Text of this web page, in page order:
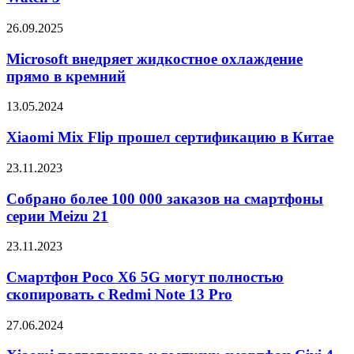
часов
Watch
Microsoft
жидкостное
охлаждение
прямо
кремний
26.09.2025
Microsoft внедряет жидкостное охлаждение
прямо в кремний
Xiaomi
Flip
прошел
сертификацию
в
Китае
13.05.2024
Xiaomi Mix Flip прошел сертификацию в Китае
Собрано
100
000
заказов
смартфоны
Meizu
21
23.11.2023
Собрано более 100 000 заказов на смартфоны
серии Meizu 21
Смартфон
X6
5G
могут
скопировать
23.11.2023
Смартфон Poco X6 5G могут полностью
скопировать с Redmi Note 13 Pro
Xiaomi
27.06.2024